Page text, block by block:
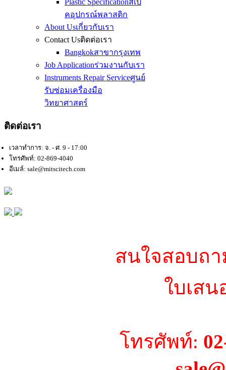
Plastic Specificationสเป
คอุปกรณ์พลาสติก
About Usเกี่ยวกับเรา
Contact Usติดต่อเรา
Bangkokสาขากรุงเทพ
Job Applicationร่วมงานกับเรา
Instruments Repair Serviceศูนย์
รับซ่อมเครื่องมือ
วิทยาศาสตร์
ติดต่อเรา
เวลาทำการ: จ. - ศ. 9 - 17:00
โทรศัพท์: 02-869-4040
อีเมล์: sale@mitscitech.com
สนใจสอบถ
ใบเส
โทรศัพท์: